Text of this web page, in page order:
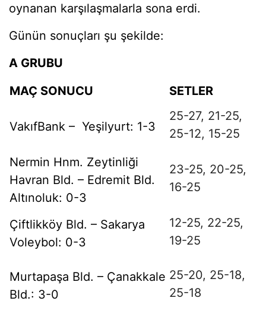
oynanan karşılaşmalarla sona erdi.
Günün sonuçları şu şekilde:
A GRUBU
MAÇ SONUCU
SETLER
VakıfBank – Yeşilyurt: 1-3
25-27, 21-25,
25-12, 15-25
Nermin Hnm. Zeytinliği
Havran Bld. – Edremit Bld.
Altınoluk: 0-3
23-25, 20-25,
16-25
Çiftlikköy Bld. – Sakarya
Voleybol: 0-3
12-25, 22-25,
19-25
Murtapaşa Bld. – Çanakkale
Bld.: 3-0
25-20, 25-18,
25-18